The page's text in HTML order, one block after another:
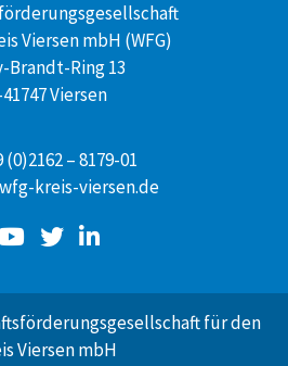
Viersen mbH (WFG)
Brandt-Ring 13
Viersen
(0)2162 – 8179-01
kreis-viersen.de
für den
Viersen mbH